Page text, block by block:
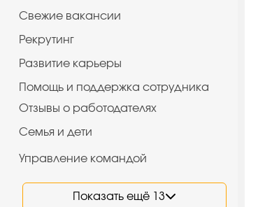
Cвежие вакансии
Рекрутинг
Развитие карьеры
Помощь и поддержка сотрудника
Отзывы о работодателях
Семья и дети
Управление командой
Показать ещё 13